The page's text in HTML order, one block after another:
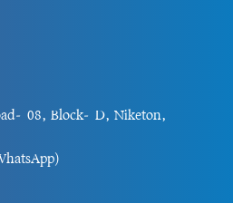
08, Block-D, Niketon,